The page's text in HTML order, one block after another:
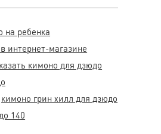
на ребенка
интернет-магазине
кимоно для дзюдо
кимоно грин хилл для дзюдо
140